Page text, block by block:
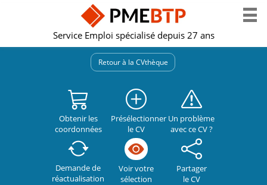
Service Emploi spécialisé depuis 27 ans
Retour à la CVthèque
Obtenir les
coordonnées
Présélectionner
le CV
Un problème
avec ce CV ?
Demande de
réactualisation
Voir votre
sélection
Partager
le CV